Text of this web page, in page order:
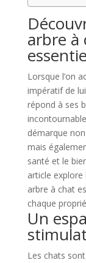
arbre à
Lorsque l’on
impératif de
répond à ses
démarque
mais
santé et le
article explore
arbre à chat
chaque
Un
Les chats